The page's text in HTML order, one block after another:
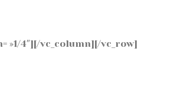
»1/4″][/vc_column][/vc_row]